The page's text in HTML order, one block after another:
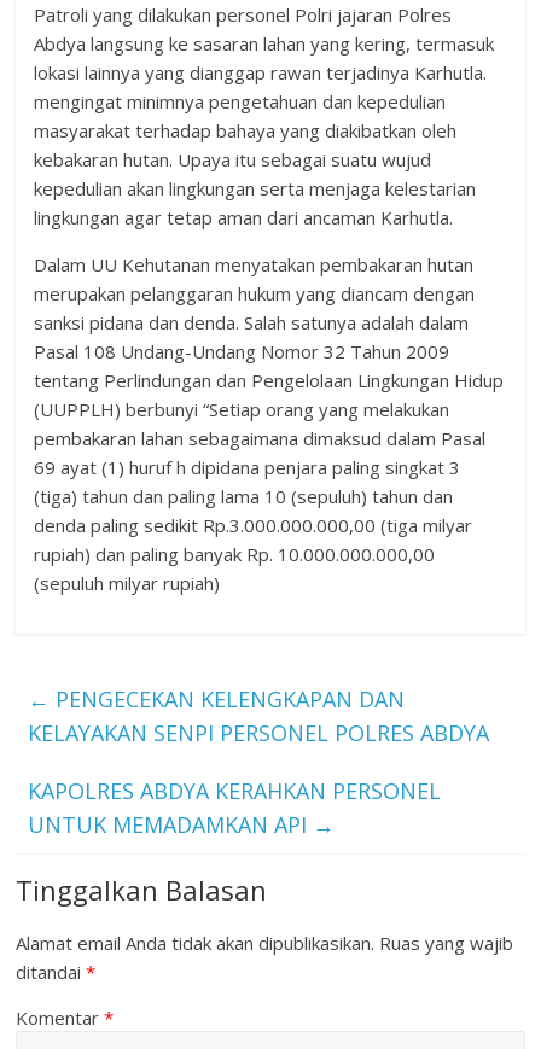
Patroli yang dilakukan personel Polri jajaran Polres
Abdya langsung ke sasaran lahan yang kering, termasuk
lokasi lainnya yang dianggap rawan terjadinya Karhutla.
mengingat minimnya pengetahuan dan kepedulian
masyarakat terhadap bahaya yang diakibatkan oleh
kebakaran hutan. Upaya itu sebagai suatu wujud
kepedulian akan lingkungan serta menjaga kelestarian
lingkungan agar tetap aman dari ancaman Karhutla.
Dalam UU Kehutanan menyatakan pembakaran hutan
merupakan pelanggaran hukum yang diancam dengan
sanksi pidana dan denda. Salah satunya adalah dalam
Pasal 108 Undang-Undang Nomor 32 Tahun 2009
tentang Perlindungan dan Pengelolaan Lingkungan Hidup
(UUPPLH) berbunyi “Setiap orang yang melakukan
pembakaran lahan sebagaimana dimaksud dalam Pasal
69 ayat (1) huruf h dipidana penjara paling singkat 3
(tiga) tahun dan paling lama 10 (sepuluh) tahun dan
denda paling sedikit Rp.3.000.000.000,00 (tiga milyar
rupiah) dan paling banyak Rp. 10.000.000.000,00
(sepuluh milyar rupiah)
← PENGECEKAN KELENGKAPAN DAN
KELAYAKAN SENPI PERSONEL POLRES ABDYA
KAPOLRES ABDYA KERAHKAN PERSONEL
UNTUK MEMADAMKAN API →
Tinggalkan Balasan
Alamat email Anda tidak akan dipublikasikan. Ruas yang wajib
ditandai*
Komentar*